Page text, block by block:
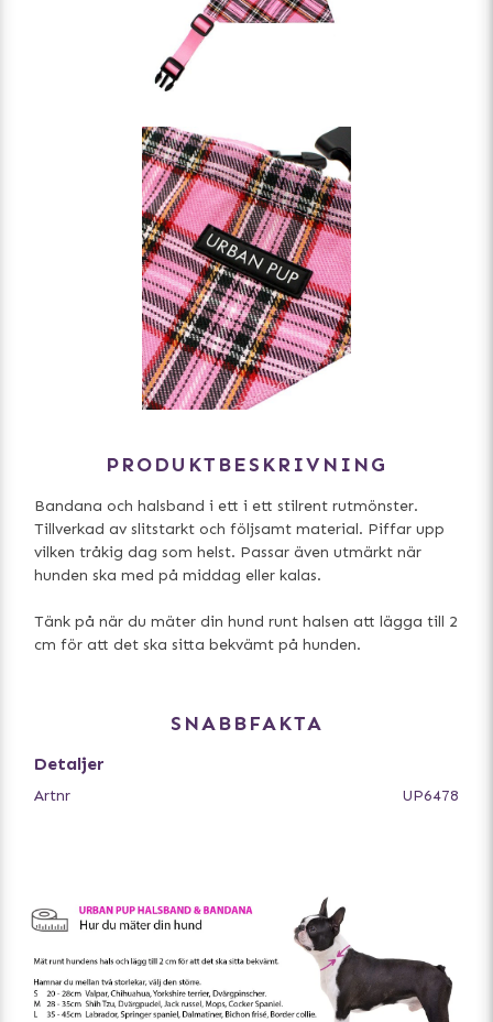
PRODUKTBESKRIVNING
Bandana och halsband i ett i ett stilrent rutmönster.
Tillverkad av slitstarkt och följsamt material. Piffar upp
vilken tråkig dag som helst. Passar även utmärkt när
hunden ska med på middag eller kalas.
Tänk på när du mäter din hund runt halsen att lägga till 2
cm för att det ska sitta bekvämt på hunden.
SNABBFAKTA
Detaljer
Artnr UP6478